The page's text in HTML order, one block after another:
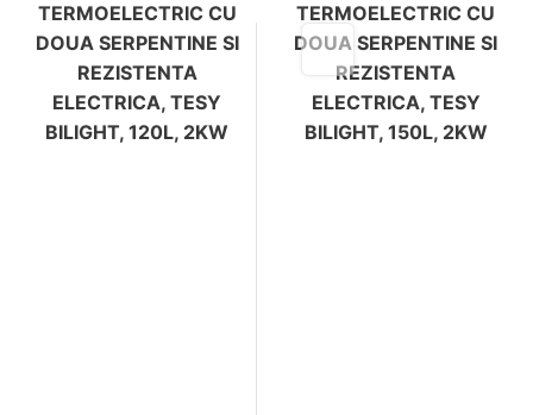
TERMOELECTRIC CU
DOUA SERPENTINE SI
REZISTENTA
ELECTRICA, TESY
BILIGHT, 120L, 2KW
TERMOELECTRIC CU
DOUA SERPENTINE SI
REZISTENTA
ELECTRICA, TESY
BILIGHT, 150L, 2KW